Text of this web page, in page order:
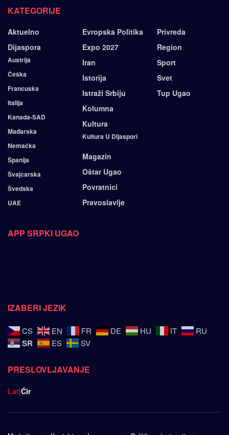
KATEGORIJE
Aktuelno
Dijaspora
Austrija
Češka
Francuska
Italija
Kanada-SAD
Mađarska
Nemačka
Španija
Švajcarska
Švedska
UAE
Evropska Politika
Expo 2027
Iran
Istorija
Istraži Srbiju
Kolumna
Kultura
Kultura U Dijaspori
Magazin
Oštar Ugao
Povratnici
Pravoslavlje
Privreda
Region
Sport
Svet
Tup Ugao
APP SRPKI UGAO
IZABERI JEZIK
CS EN FR DE HU IT RU
SR ES SV
PRESLOVLJAVANJE
Lat|Ćir